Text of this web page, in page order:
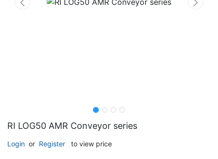
RI LOG50 AMR Conveyor series
Login or Register to view price